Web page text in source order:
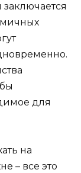
для
на
– все это